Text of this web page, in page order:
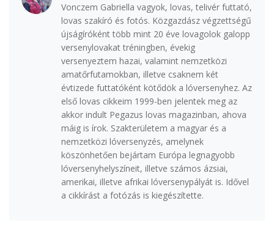
Vonczem Gabriella vagyok, lovas, telivér futtató,
lovas szakíró és fotós. Közgazdász végzettségű
újságíróként több mint 20 éve lovagolok galopp
versenylovakat tréningben, évekig
versenyeztem hazai, valamint nemzetközi
amatőrfutamokban, illetve csaknem két
évtizede futtatóként kötődök a lóversenyhez. Az
első lovas cikkeim 1999-ben jelentek meg az
akkor indult Pegazus lovas magazinban, ahova
máig is írok. Szakterületem a magyar és a
nemzetközi lóversenyzés, amelynek
köszönhetően bejártam Európa legnagyobb
lóversenyhelyszíneit, illetve számos ázsiai,
amerikai, illetve afrikai lóversenypályát is. Idővel
a cikkírást a fotózás is kiegészítette.